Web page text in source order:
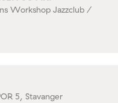
Workshop Jazzclub /
5, Stavanger